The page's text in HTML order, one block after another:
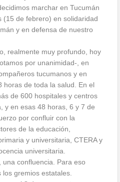
marchar en Tucumán
(15 de febrero) en solidaridad
y en defensa de nuestro
realmente muy profundo, hoy
por unanimidad-, en
tucumanos y en
horas de toda la salud. En el
de 600 hospitales y centros
y en esas 48 horas, 6 y 7 de
por confluir con la
de la educación,
y universitaria, CTERA y
universitaria.
confluencia. Para eso
gremios estatales.